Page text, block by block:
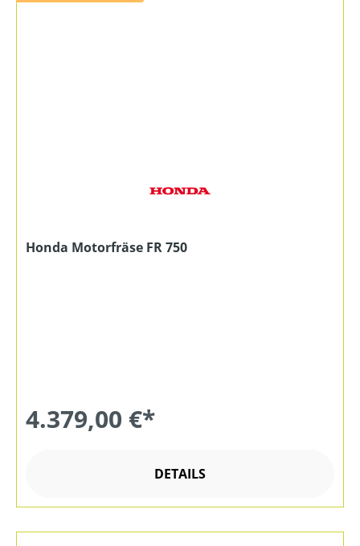
Honda Motorfräse FR 750
4.379,00 €*
DETAILS